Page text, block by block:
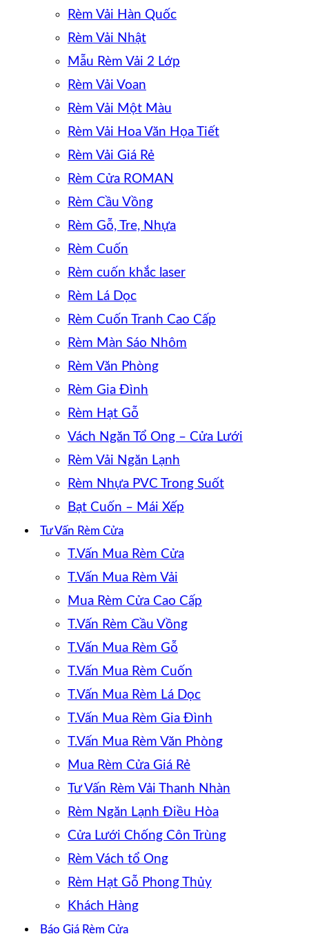
Rèm Vải Hàn Quốc
Rèm Vải Nhật
Mẫu Rèm Vải 2 Lớp
Rèm Vải Voan
Rèm Vải Một Màu
Rèm Vải Hoa Văn Họa Tiết
Rèm Vải Giá Rẻ
Rèm Cửa ROMAN
Rèm Cầu Vồng
Rèm Gỗ, Tre, Nhựa
Rèm Cuốn
Rèm cuốn khắc laser
Rèm Lá Dọc
Rèm Cuốn Tranh Cao Cấp
Rèm Màn Sáo Nhôm
Rèm Văn Phòng
Rèm Gia Đình
Rèm Hạt Gỗ
Vách Ngăn Tổ Ong – Cửa Lưới
Rèm Vải Ngăn Lạnh
Rèm Nhựa PVC Trong Suốt
Bạt Cuốn – Mái Xếp
Tư Vấn Rèm Cửa
T.Vấn Mua Rèm Cửa
T.Vấn Mua Rèm Vải
Mua Rèm Cửa Cao Cấp
T.Vấn Rèm Cầu Vồng
T.Vấn Mua Rèm Gỗ
T.Vấn Mua Rèm Cuốn
T.Vấn Mua Rèm Lá Dọc
T.Vấn Mua Rèm Gia Đình
T.Vấn Mua Rèm Văn Phòng
Mua Rèm Cửa Giá Rẻ
Tư Vấn Rèm Vải Thanh Nhàn
Rèm Ngăn Lạnh Điều Hòa
Cửa Lưới Chống Côn Trùng
Rèm Vách tổ Ong
Rèm Hạt Gỗ Phong Thủy
Khách Hàng
Báo Giá Rèm Cửa